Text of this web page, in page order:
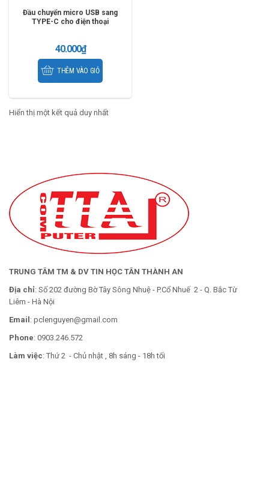
Đầu chuyển micro USB sang
TYPE-C cho điện thoại
40.000₫
THÊM VÀO GIỎ
Hiển thị một kết quả duy nhất
TRUNG TÂM TM & DV TIN HỌC TÂN THÀNH AN
Địa chỉ: Số 202 đường Bờ Tây Sông Nhuệ - P.Cổ Nhuế 2 - Q. Bắc Từ
Liêm - Hà Nội
Email : pclenguyen@gmail.com
Phone: 0903.246.572
Làm việc: Thứ 2 - Chủ nhật , 8h sáng - 18h tối